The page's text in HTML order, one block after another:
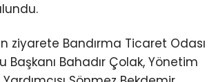
ziyarete Bandırma Ticaret Odası
Başkanı Bahadır Çolak, Yönetim